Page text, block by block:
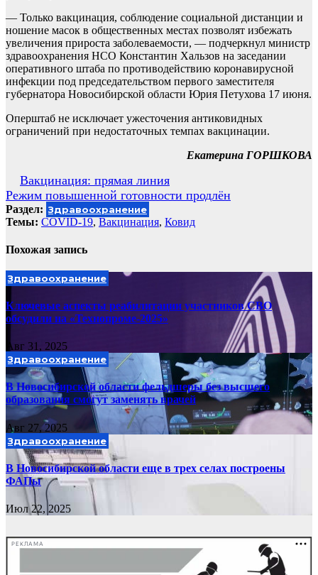
— Только вакцинация, соблюдение социальной дистанции и
ношение масок в общественных местах позволят избежать
увеличения прироста заболеваемости, — подчеркнул министр
здравоохранения НСО Константин Хальзов на заседании
оперативного штаба по противодействию коронавирусной
инфекции под председательством первого заместителя
губернатора Новосибирской области Юрия Петухова 17 июня.
Оперштаб не исключает ужесточения антиковидных
ограничений при недостаточных темпах вакцинации.
Екатерина ГОРШКОВА
Навигация
по
записям
Вакцинация: прямая линия
Режим повышенной готовности продлён
Раздел: Здравоохранение
Темы: COVID-19, Вакцинация, Ковид
Похожая запись
Здравоохранение
Ключевые аспекты реабилитации участников СВО
обсудили на «Технопроме-2025»
Авг 31, 2025
Здравоохранение
В Новосибирской области фельдшеры без высшего
образования смогут заменять врачей
Авг 27, 2025
Здравоохранение
В Новосибирской области еще в трех селах построены
ФАПы
Июл 22, 2025
РЕКЛАМА